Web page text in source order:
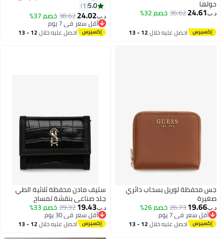
حولها
د.ب‏24.61
36.62خصم 32%
احصل عليه خلال 12 - 13
هيلفيجر
5.0
1
د.ب‏24.02
38.62خصم 37%
أقل سعر في 7 يوم
أقل سعر في 7 يوماحصل عليه خلال 12 - 13
جس محفظة لوريل بسحاب دائري
صغيرة
د.ب‏19.66
26.73خصم 26%
أقل سعر في 7 يوم
أقل سعر في 7 يوماحصل عليه خلال 12 - 13
2
ستيف مادن محفظة ثلاثية الطي
جلد صناعي بنقشة تمساح
د.ب‏19.43
29.32خصم 33%
أقل سعر في 30 يوم
أقل سعر في 30 يوماحصل عليه خلال 12 - 13